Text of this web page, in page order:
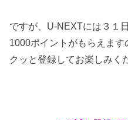
ですが、U-NEXTには３１
1000ポイントがもらえま
クッと登録してお楽しみく